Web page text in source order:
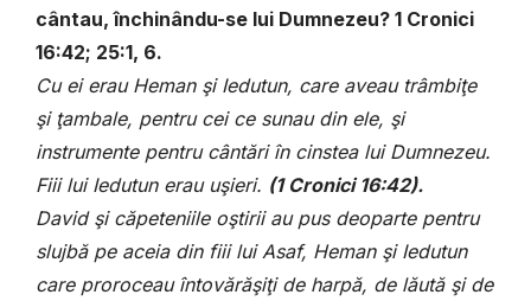
cântau, închinându-se lui Dumnezeu? 1 Cronici
16:42; 25:1, 6.
Cu ei erau Heman şi Iedutun, care aveau trâmbiţe
şi ţambale, pentru cei ce sunau din ele, şi
instrumente pentru cântări în cinstea lui Dumnezeu.
Fiii lui Iedutun erau uşieri. (1 Cronici 16:42).
David şi căpeteniile oştirii au pus deoparte pentru
slujbă pe aceia din fiii lui Asaf, Heman şi Iedutun
care proroceau întovărăşiţi de harpă, de lăută şi de